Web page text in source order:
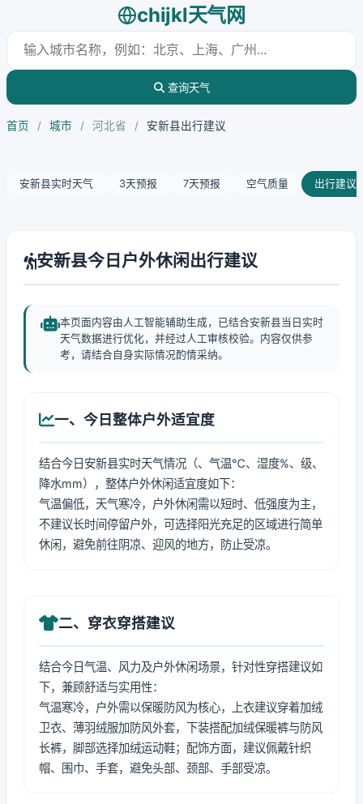
chijkl天气网
查询天气
首页 / 城市 / 河北省 / 安新县出行建议
安新县实时天气 3天预报 7天预报 空气质量 出行建议
安新县今日户外休闲出行建议
本页面内容由人工智能辅助生成，已结合安新县当日实时
天气数据进行优化，并经过人工审核校验。内容仅供参
考，请结合自身实际情况酌情采纳。
一、今日整体户外适宜度
结合今日安新县实时天气情况（、气温℃、湿度%、级、
降水mm），整体户外休闲适宜度如下：
气温偏低，天气寒冷，户外休闲需以短时、低强度为主，
不建议长时间停留户外，可选择阳光充足的区域进行简单
休闲，避免前往阴凉、迎风的地方，防止受凉。
二、穿衣穿搭建议
结合今日气温、风力及户外休闲场景，针对性穿搭建议如
下，兼顾舒适与实用性：
气温寒冷，户外需以保暖防风为核心，上衣建议穿着加绒
卫衣、薄羽绒服加防风外套，下装搭配加绒保暖裤与防风
长裤，脚部选择加绒运动鞋；配饰方面，建议佩戴针织
帽、围巾、手套，避免头部、颈部、手部受凉。